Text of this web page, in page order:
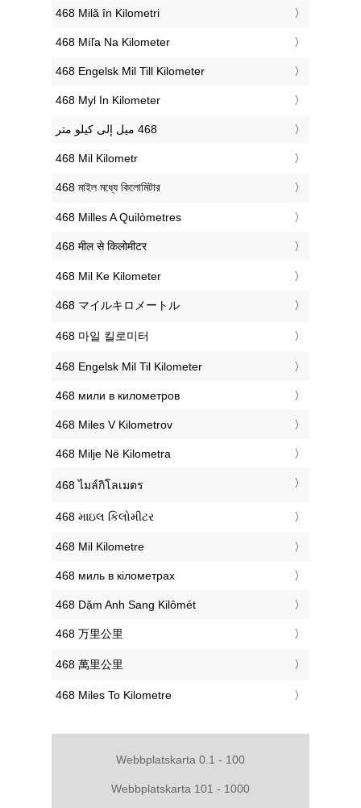
‎468 Milă în Kilometri
‎468 Míľa Na Kilometer
‎468 Engelsk Mil Till Kilometer
‎468 Myl In Kilometer
‎468 Mil Kilometr
‎468 মাইল মধ্যে কিলোমিটার
‎468 Milles A Quilòmetres
‎468 मील से किलोमीटर
‎468 Mil Ke Kilometer
‎468 マイルキロメートル
‎468 마일 킬로미터
‎468 Engelsk Mil Til Kilometer
‎468 мили в километров
‎468 Miles V Kilometrov
‎468 Milje Në Kilometra
‎468 ไมล์กิโลเมตร
‎468 માઇલ કિલોમીટર
‎468 Mil Kilometre
‎468 миль в кілометрах
‎468 Dặm Anh Sang Kilômét
‎468 万里公里
‎468 萬里公里
‎468 Miles To Kilometre
Webbplatskarta 0.1 - 100
Webbplatskarta 101 - 1000